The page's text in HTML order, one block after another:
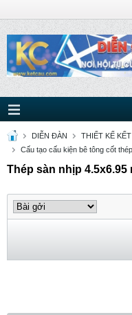
DIỄN ĐÀN
THIẾT KẾ
Cấu tạo cấu kiện bê tông cốt thép
Thép sàn nhịp